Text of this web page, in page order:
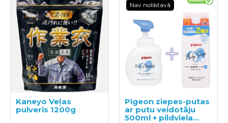
Kaneyo Veļas
pulveris 1200g
Nav noliktavā
Pigeon ziepes-putas
ar putu veidotāju
500ml + pildviela